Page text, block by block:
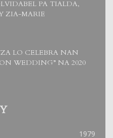
PA TIALDA,
ZIA-MARIE
LO CELEBRA NAN
WEDDING” NA 2020
1979